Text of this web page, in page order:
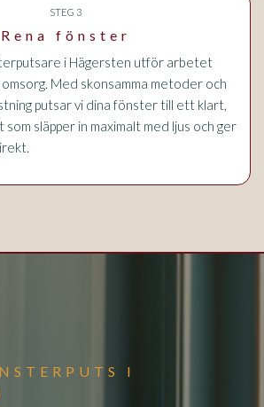
STEG 3
Rena fönster
i Hägersten utför arbetet
Med skonsamma metoder och
putsar vi dina fönster till ett klart,
släpper in maximalt med ljus och ger
I